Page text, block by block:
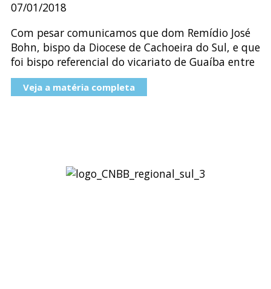
07/01/2018
Com pesar comunicamos que dom Remídio José
Bohn, bispo da Diocese de Cachoeira do Sul, e que
foi bispo referencial do vicariato de Guaíba entre
Veja a matéria completa